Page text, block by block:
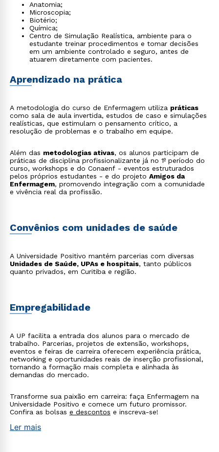
Anatomia;
Microscopia;
Biotério;
Química;
Centro de Simulação Realística, ambiente para o
estudante treinar procedimentos e tomar decisões
em um ambiente controlado e seguro, antes de
atuarem diretamente com pacientes.
Aprendizado na prática
A metodologia do curso de Enfermagem utiliza práticas
como sala de aula invertida, estudos de caso e simulações
realísticas, que estimulam o pensamento crítico, a
resolução de problemas e o trabalho em equipe.
Além das metodologias ativas, os alunos participam de
práticas de disciplina profissionalizante já no 1º período do
curso, workshops e do Conaenf - eventos estruturados
pelos próprios estudantes - e do projeto Amigos da
Enfermagem, promovendo integração com a comunidade
e vivência real da profissão.
Convênios com unidades de saúde
A Universidade Positivo mantém parcerias com diversas
Unidades de Saúde, UPAs e hospitais, tanto públicos
quanto privados, em Curitiba e região.
Empregabilidade
A UP facilita a entrada dos alunos para o mercado de
trabalho. Parcerias, projetos de extensão, workshops,
eventos e feiras de carreira oferecem experiência prática,
networking e oportunidades reais de inserção profissional,
tornando a formação mais completa e alinhada às
demandas do mercado.
Transforme sua paixão em carreira: faça Enfermagem na
Universidade Positivo e comece um futuro promissor.
Confira as bolsas e descontos e inscreva-se!
Ler mais